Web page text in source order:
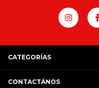
CATEGORÍAS
CONTACTÁNOS